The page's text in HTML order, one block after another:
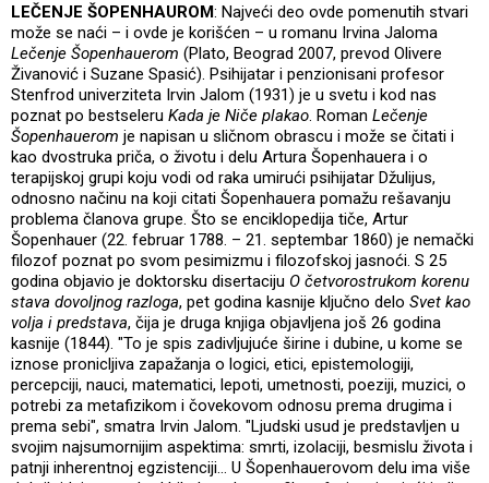
LEČENJE ŠOPENHAUROM: Najveći deo ovde pomenutih stvari
može se naći – i ovde je korišćen – u romanu Irvina Jaloma
Lečenje Šopenhauerom (Plato, Beograd 2007, prevod Olivere
Živanović i Suzane Spasić). Psihijatar i penzionisani profesor
Stenfrod univerziteta Irvin Jalom (1931) je u svetu i kod nas
poznat po bestseleru Kada je Niče plakao. Roman Lečenje
Šopenhauerom je napisan u sličnom obrascu i može se čitati i
kao dvostruka priča, o životu i delu Artura Šopenhauera i o
terapijskoj grupi koju vodi od raka umirući psihijatar Džulijus,
odnosno načinu na koji citati Šopenhauera pomažu rešavanju
problema članova grupe. Što se enciklopedija tiče, Artur
Šopenhauer (22. februar 1788. – 21. septembar 1860) je nemački
filozof poznat po svom pesimizmu i filozofskoj jasnoći. S 25
godina objavio je doktorsku disertaciju O četvorostrukom korenu
stava dovoljnog razloga, pet godina kasnije ključno delo Svet kao
volja i predstava, čija je druga knjiga objavljena još 26 godina
kasnije (1844). "To je spis zadivljujuće širine i dubine, u kome se
iznose pronicljiva zapažanja o logici, etici, epistemologiji,
percepciji, nauci, matematici, lepoti, umetnosti, poeziji, muzici, o
potrebi za metafizikom i čovekovom odnosu prema drugima i
prema sebi", smatra Irvin Jalom. "Ljudski usud je predstavljen u
svojim najsumornijim aspektima: smrti, izolaciji, besmislu života i
patnji inherentnoj egzistenciji… U Šopenhauerovom delu ima više